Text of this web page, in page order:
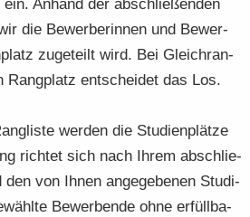
An­hand der ab­schlie­ßen­den
die Be­wer­be­rin­nen und Be­wer­
zu­ge­teilt wird. Bei Gleich­ran­
Rang­platz ent­schei­det das Los.
wer­den die Stu­di­en­plät­ze
rich­tet sich nach Ihrem ab­schlie­
den von Ihnen an­ge­ge­be­nen Stu­di­
Be­wer­ben­de ohne er­füll­ba­